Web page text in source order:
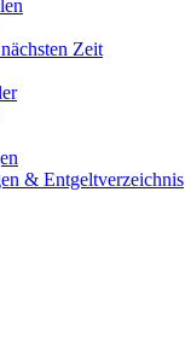
Zeit
& Entgeltverzeichnis